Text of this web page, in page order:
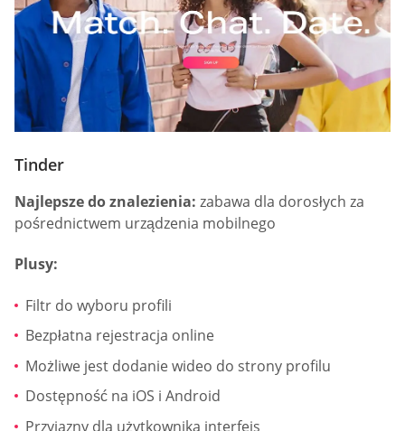
Tinder
Najlepsze do znalezienia: zabawa dla dorosłych za
pośrednictwem urządzenia mobilnego
Plusy:
Filtr do wyboru profili
Bezpłatna rejestracja online
Możliwe jest dodanie wideo do strony profilu
Dostępność na iOS i Android
Przyjazny dla użytkownika interfejs